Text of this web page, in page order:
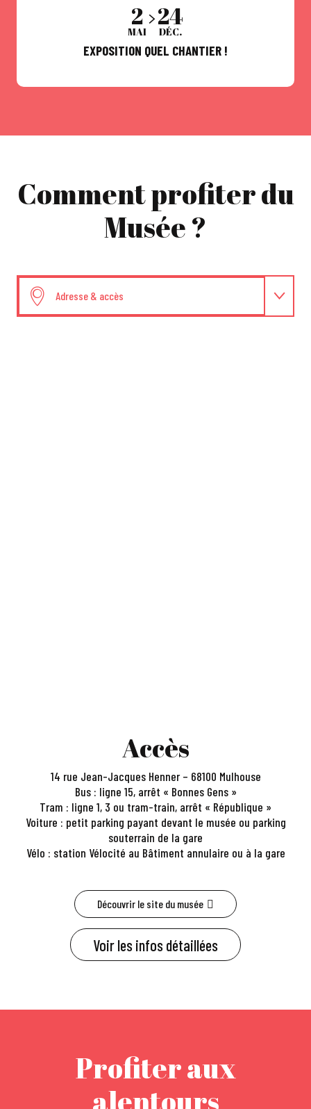
2
MAI
24
DÉC.
EXPOSITION QUEL CHANTIER !
Comment profiter du
Musée ?
Adresse & accès
Accès
14 rue Jean-Jacques Henner – 68100 Mulhouse
Bus : ligne 15, arrêt « Bonnes Gens »
Tram : ligne 1, 3 ou tram-train, arrêt « République »
Voiture : petit parking payant devant le musée ou parking
souterrain de la gare
Vélo : station Vélocité au Bâtiment annulaire ou à la gare
Découvrir le site du musée
Voir les infos détaillées
Profiter aux
alentours